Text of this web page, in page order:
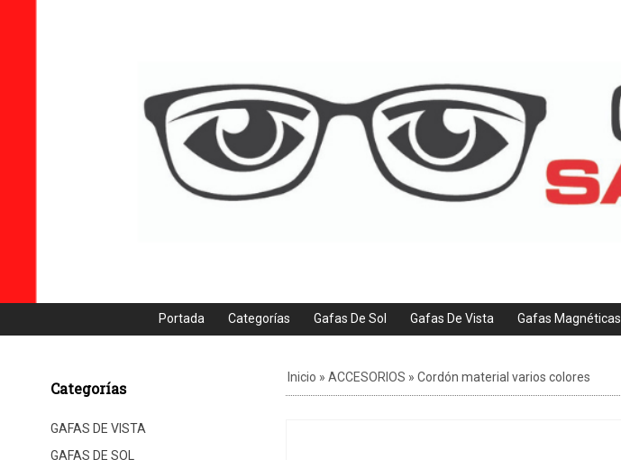
Portada Categorías Gafas De Sol Gafas De Vista Gafas Magnéticas
Categorías
GAFAS DE VISTA
GAFAS DE SOL
Inicio » ACCESORIOS » Cordón material varios colores